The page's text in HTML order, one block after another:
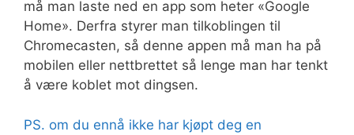
må man laste ned en app som heter «Google
Home». Derfra styrer man tilkoblingen til
Chromecasten, så denne appen må man ha på
mobilen eller nettbrettet så lenge man har tenkt
å være koblet mot dingsen.
PS. om du ennå ikke har kjøpt deg en